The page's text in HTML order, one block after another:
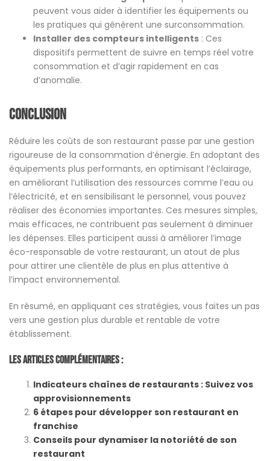
peuvent vous aider à identifier les équipements ou
les pratiques qui génèrent une surconsommation.
Installer des compteurs intelligents : Ces
dispositifs permettent de suivre en temps réel votre
consommation et d’agir rapidement en cas
d’anomalie.
Conclusion
Réduire les coûts de son restaurant passe par une gestion
rigoureuse de la consommation d’énergie. En adoptant des
équipements plus performants, en optimisant l’éclairage,
en améliorant l’utilisation des ressources comme l’eau ou
l’électricité, et en sensibilisant le personnel, vous pouvez
réaliser des économies importantes. Ces mesures simples,
mais efficaces, ne contribuent pas seulement à diminuer
les dépenses. Elles participent aussi à améliorer l’image
éco-responsable de votre restaurant, un atout de plus
pour attirer une clientèle de plus en plus attentive à
l’impact environnemental.
En résumé, en appliquant ces stratégies, vous faites un pas
vers une gestion plus durable et rentable de votre
établissement.
Les Articles Complémentaires :
Indicateurs chaînes de restaurants : Suivez vos
approvisionnements
6 étapes pour développer son restaurant en
franchise
Conseils pour dynamiser la notoriété de son
restaurant